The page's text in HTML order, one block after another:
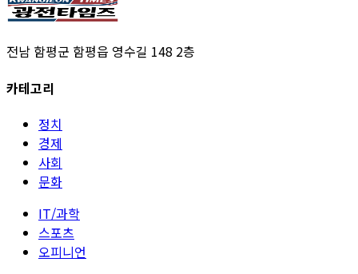
전남 함평군 함평읍 영수길 148 2층
카테고리
정치
경제
사회
문화
IT/과학
스포츠
오피니언